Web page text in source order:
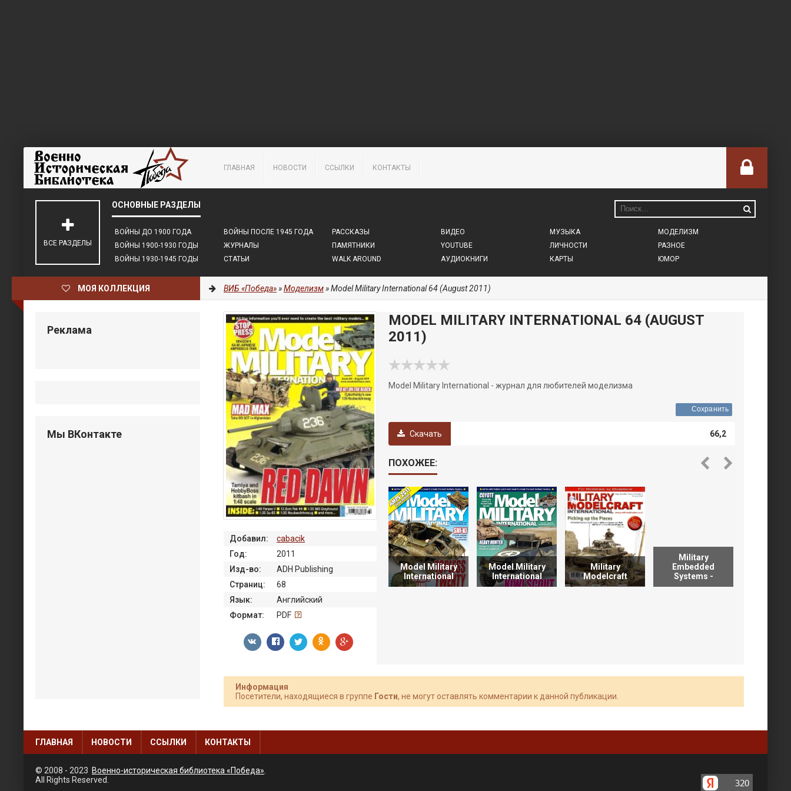
ГЛАВНАЯ НОВОСТИ ССЫЛКИ КОНТАКТЫ
ВОЙНЫ ДО 1900 ГОДА
ВОЙНЫ 1900-1930 ГОДЫ
ВОЙНЫ 1930-1945 ГОДЫ
ВОЙНЫ ПОСЛЕ 1945 ГОДА
ЖУРНАЛЫ
СТАТЬИ
РАССКАЗЫ
ПАМЯТНИКИ
WALK AROUND
ВИДЕО
YOUTUBE
АУДИОКНИГИ
МУЗЫКА
ЛИЧНОСТИ
КАРТЫ
МОДЕЛИЗМ
РАЗНОЕ
ЮМОР
ВСЕ РАЗДЕЛЫ
МОЯ КОЛЛЕКЦИЯ ВИБ «Победа»»Моделизм» Model Military International 64 (August 2011)
MODEL MILITARY INTERNATIONAL 64 (AUGUST
2011)
Model Military International - журнал для любителей моделизма
Сохранить
Скачать 66,2
Добавил:
cabacik
Год:
2011
Изд-во:
ADH Publishing
Страниц:
68
Язык:
Английский
Формат:
PDF
ПОХОЖЕЕ:
Model Military
International
Model Military
International
Military
Modelcraft
Military
Embedded
Systems -
Информация
Посетители, находящиеся в группе Гости, не могут оставлять комментарии к данной публикации.
Реклама
Мы ВКонтакте
ГЛАВНАЯ НОВОСТИ ССЫЛКИ КОНТАКТЫ
© 2008 - 2023 Военно-историческая библиотека «Победа»
All Rights Reserved.